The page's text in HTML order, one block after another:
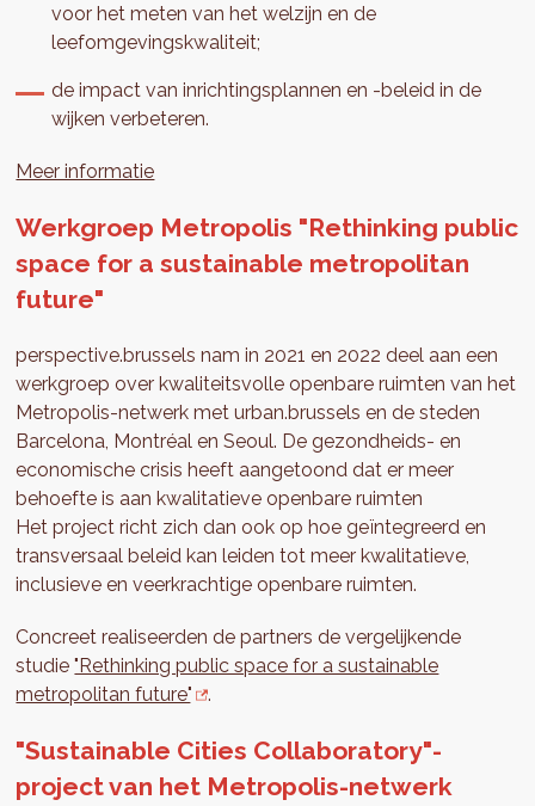
voor het meten van het welzijn en de
leefomgevingskwaliteit;
de impact van inrichtingsplannen en -beleid in de
wijken verbeteren.
Meer informatie
Werkgroep Metropolis "Rethinking public
space for a sustainable metropolitan
future"
perspective.brussels nam in 2021 en 2022 deel aan een
werkgroep over kwaliteitsvolle openbare ruimten van het
Metropolis-netwerk met urban.brussels en de steden
Barcelona, Montréal en Seoul. De gezondheids- en
economische crisis heeft aangetoond dat er meer
behoefte is aan kwalitatieve openbare ruimten
Het project richt zich dan ook op hoe geïntegreerd en
transversaal beleid kan leiden tot meer kwalitatieve,
inclusieve en veerkrachtige openbare ruimten.
Concreet realiseerden de partners de vergelijkende
studie"Rethinking public space for a sustainable
metropolitan future"
.
"Sustainable Cities Collaboratory"-
project van het Metropolis-netwerk